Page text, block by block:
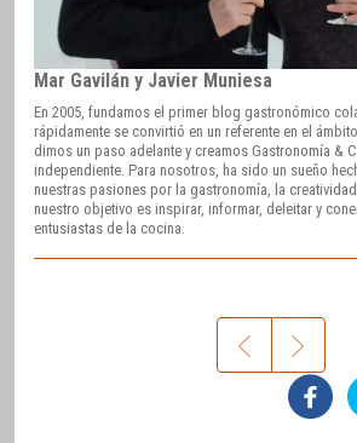
Mar Gavilán y Javier Muniesa
En 2005, fundamos el primer blog gastronómico
rápidamente se convirtió en un referente en el
dimos un paso adelante y creamos Gastronomía &
independiente. Para nosotros, ha sido un sueño
nuestras pasiones por la gastronomía, la
nuestro objetivo es inspirar, informar, deleitar y
entusiastas de la cocina.